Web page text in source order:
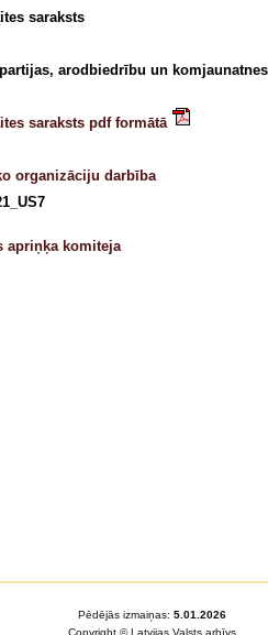
saraksts
arodbiedrību un
saraksts pdf formātā
organizāciju darbība
apriņķa komiteja
Pēdējās izmaiņas: 5.01.2026
Copyright © Latvijas Valsts arhīvs